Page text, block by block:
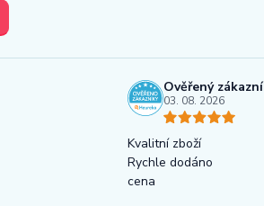
Ověřený
03. 08. 2026
Kvalitní zboží
Rychle dodáno
cena